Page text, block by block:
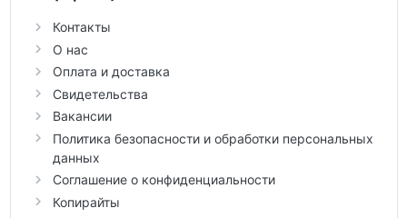
Контакты
О нас
Оплата и доставка
Свидетельства
Вакансии
Политика безопасности и обработки персональных
данных
Соглашение о конфиденциальности
Копирайты